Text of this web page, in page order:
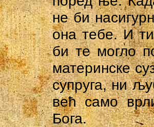
не би
она тебе. И
би те могло
материнске
супруга, ни
већ само
Бога.